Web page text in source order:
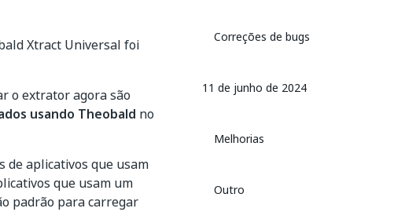
Xtract Universal foi
o extrator agora são
usando Theobald no
de aplicativos que usam
que usam um
padrão para carregar
Correções de bugs
11 de junho de 2024
Melhorias
Outro